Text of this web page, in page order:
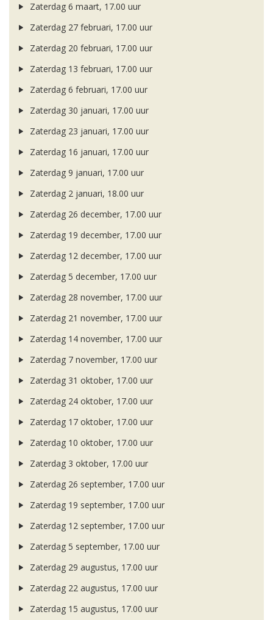
Zaterdag 6 maart, 17.00 uur
Zaterdag 27 februari, 17.00 uur
Zaterdag 20 februari, 17.00 uur
Zaterdag 13 februari, 17.00 uur
Zaterdag 6 februari, 17.00 uur
Zaterdag 30 januari, 17.00 uur
Zaterdag 23 januari, 17.00 uur
Zaterdag 16 januari, 17.00 uur
Zaterdag 9 januari, 17.00 uur
Zaterdag 2 januari, 18.00 uur
Zaterdag 26 december, 17.00 uur
Zaterdag 19 december, 17.00 uur
Zaterdag 12 december, 17.00 uur
Zaterdag 5 december, 17.00 uur
Zaterdag 28 november, 17.00 uur
Zaterdag 21 november, 17.00 uur
Zaterdag 14 november, 17.00 uur
Zaterdag 7 november, 17.00 uur
Zaterdag 31 oktober, 17.00 uur
Zaterdag 24 oktober, 17.00 uur
Zaterdag 17 oktober, 17.00 uur
Zaterdag 10 oktober, 17.00 uur
Zaterdag 3 oktober, 17.00 uur
Zaterdag 26 september, 17.00 uur
Zaterdag 19 september, 17.00 uur
Zaterdag 12 september, 17.00 uur
Zaterdag 5 september, 17.00 uur
Zaterdag 29 augustus, 17.00 uur
Zaterdag 22 augustus, 17.00 uur
Zaterdag 15 augustus, 17.00 uur